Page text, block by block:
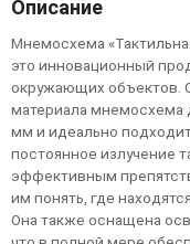
Описание
Мнемосхема
это инновационный
окружающих объектов.
материала мнемосхема
мм и идеально
постоянное излучение
эффективным
им понять, где
Она также оснащена